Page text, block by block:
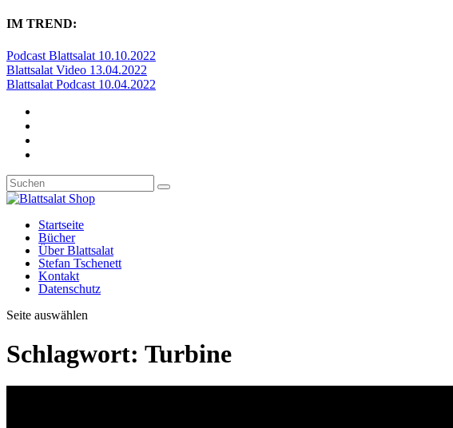
IM TREND:
Podcast Blattsalat 10.10.2022
Blattsalat Video 13.04.2022
Blattsalat Podcast 10.04.2022
Startseite
Bücher
Über Blattsalat
Stefan Tschenett
Kontakt
Datenschutz
Seite auswählen
Schlagwort: Turbine